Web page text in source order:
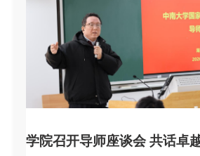
学院召开导师座谈会 共话卓